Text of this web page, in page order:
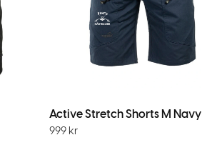
Active Stretch Shorts M Navy
999 kr